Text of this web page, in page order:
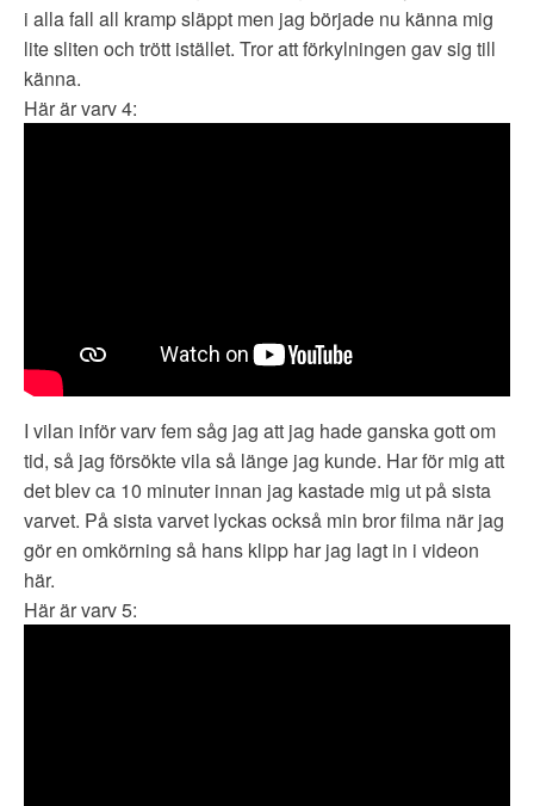
i alla fall all kramp släppt men jag började nu känna mig
lite sliten och trött istället. Tror att förkylningen gav sig till
känna.
Här är varv 4:
I vilan inför varv fem såg jag att jag hade ganska gott om
tid, så jag försökte vila så länge jag kunde. Har för mig att
det blev ca 10 minuter innan jag kastade mig ut på sista
varvet. På sista varvet lyckas också min bror filma när jag
gör en omkörning så hans klipp har jag lagt in i videon
här.
Här är varv 5: